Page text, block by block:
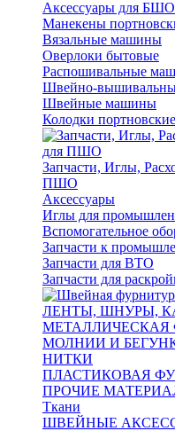
Аксессуары для БШО
Манекены
Вязальные машины
Оверлоки бытовые
Распошивальные
Швейно-
Швейные машины
Колодки портновские
Запчасти, Иглы,
ПШО
Аксессуары
Иглы для
Вспомогательное
Запчасти к
Запчасти для ВТО
Запчасти для
ЛЕНТЫ, ШНУРЫ,
МЕТАЛЛИЧЕСКАЯ
МОЛНИИ И
НИТКИ
ПЛАСТИКОВАЯ
ПРОЧИЕ
Ткани
ШВЕЙНЫЕ